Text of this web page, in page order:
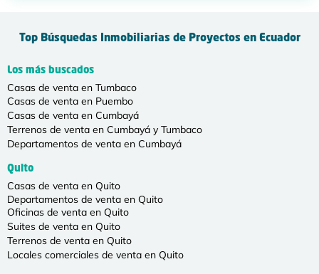
Top Búsquedas Inmobiliarias de Proyectos en Ecuador
Los más buscados
Casas de venta en Tumbaco
Casas de venta en Puembo
Casas de venta en Cumbayá
Terrenos de venta en Cumbayá y Tumbaco
Departamentos de venta en Cumbayá
Quito
Casas de venta en Quito
Departamentos de venta en Quito
Oficinas de venta en Quito
Suites de venta en Quito
Terrenos de venta en Quito
Locales comerciales de venta en Quito